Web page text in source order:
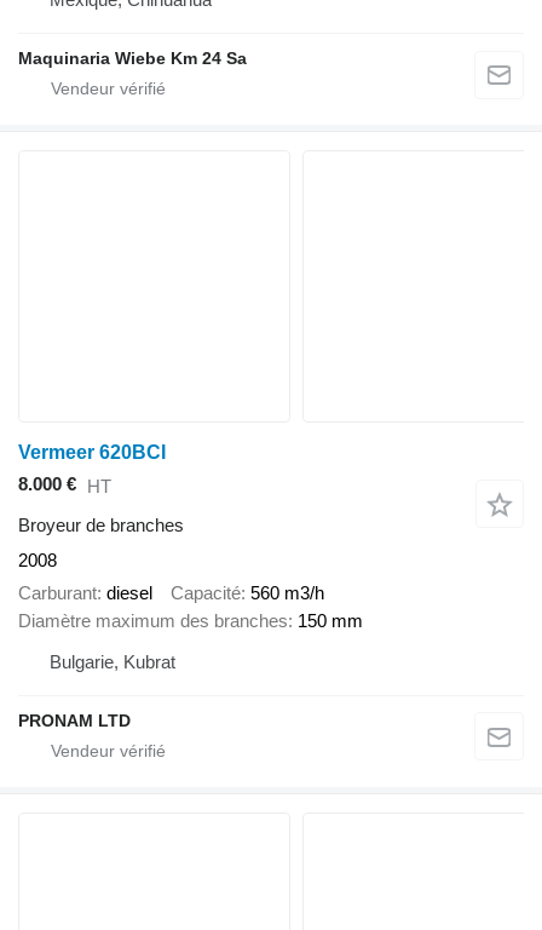
Maquinaria Wiebe Km 24 Sa
Vermeer 620BCI
8.000 € HT
Broyeur de branches
2008
Carburant diesel Capacité 560 m3/h
Diamètre maximum des branches 150 mm
Bulgarie, Kubrat
PRONAM LTD